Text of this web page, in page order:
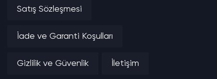
Satış Sözleşmesi
İade ve Garanti Koşulları
Gizlilik ve Güvenlik İletişim